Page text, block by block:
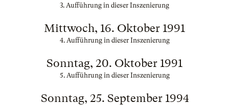
3. Aufführung in dieser Inszenierung
Mittwoch, 16. Oktober 1991
4. Aufführung in dieser Inszenierung
Sonntag, 20. Oktober 1991
5. Aufführung in dieser Inszenierung
Sonntag, 25. September 1994